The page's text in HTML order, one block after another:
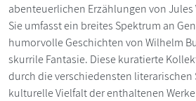
abenteuerlichen Erzählungen von Jules
Sie umfasst ein breites Spektrum an
humorvolle Geschichten von Wilhelm
skurrile Fantasie. Diese kuratierte
durch die verschiedensten
kulturelle Vielfalt der enthaltenen